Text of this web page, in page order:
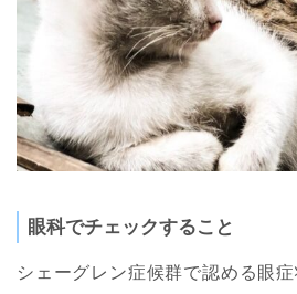
眼科でチェックすること
シェーグレン症候群で認める眼